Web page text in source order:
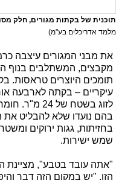
תוכנית של בקתות מגורים, חלק
מלמד אדריכלים בע"מ)
את מבני המגורים עיצבה
מקבצים, המשתלבים בנוף
תומכים היוצרים טראסות.
לזוג בשטח
בהם נועדו שלא להבליט את
בחזיתות, גגות ירוקים
שמש ישירות.
"אתה עובד בטבע", מציינת
הזו. "יש במקום הזה דבר